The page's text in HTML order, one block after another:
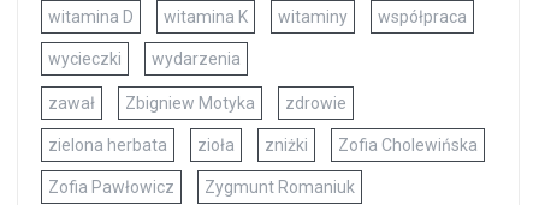
witamina D witamina K witaminy współpraca
wycieczki wydarzenia
zawał Zbigniew Motyka zdrowie
zielona herbata zioła zniżki Zofia Cholewińska
Zofia Pawłowicz Zygmunt Romaniuk